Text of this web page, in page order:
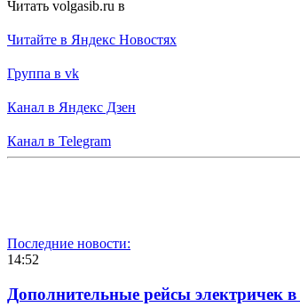
Читать volgasib.ru в
Читайте в Яндекс Новостях
Группа в vk
Канал в Яндекс Дзен
Канал в Telegram
Последние новости:
14:52
Дополнительные рейсы электричек